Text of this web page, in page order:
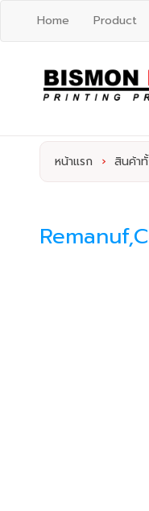
Home Product
หน้าแรก › สินค้า